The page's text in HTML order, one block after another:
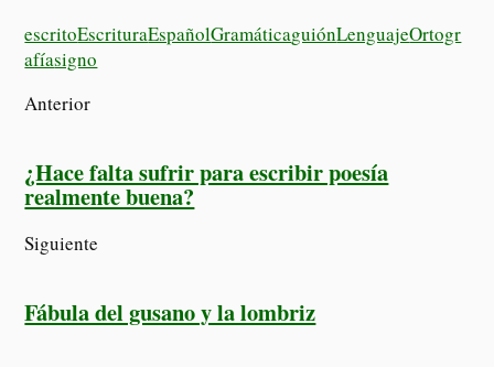
t
s
A
p
e
g
r
m
t e
k
i r
escritoEscrituraEspañolGramáticaguiónLenguajeOrtogr
afíasigno
Anterior
¿Hace falta sufrir para escribir poesía
realmente buena?
Siguiente
Fábula del gusano y la lombriz